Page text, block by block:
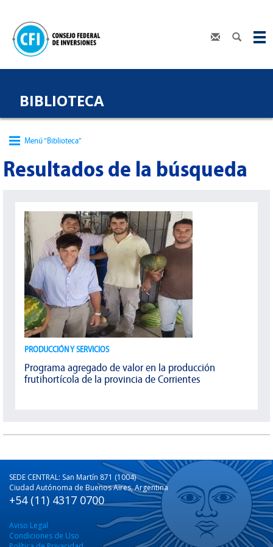
BIBLIOTECA
Menú “Biblioteca”
Resultados de la búsqueda
PRODUCCIÓN Y SERVICIOS
Programa agregado de valor en la producción
frutihortícola de la provincia de Corrientes
SEDE CENTRAL: San Martín 871 (1004)
Ciudad Autónoma de Buenos Aires, Argentina
+54 (11) 4317 0700
Aviso Legal
Condiciones de Uso